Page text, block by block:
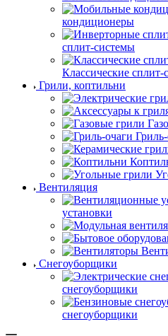
кондиционеры
сплит-системы
Классические
Грили, коптильни
Вентиляция
установки
Снегоуборщики
снегоуборщики
снегоуборщики